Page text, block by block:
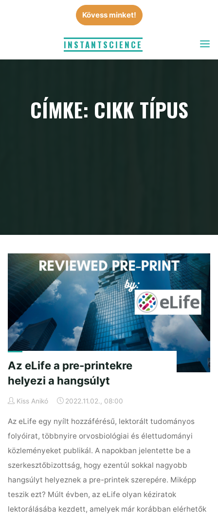
INSTANTSCIENCE
Kövess minket!
CÍMKE: CIKK TÍPUS
Az eLife a pre-printekre
helyezi a hangsúlyt
Kiss Anikó 2022.11.02., 08:00
Az eLife egy nyílt hozzáférésű, lektorált tudományos
folyóirat, többnyire orvosbiológiai és élettudományi
közleményeket publikál. A napokban jelentette be a
szerkesztőbizottság, hogy ezentúl sokkal nagyobb
hangsúlyt helyeznek a pre-printek szerepére. Miképp
teszik ezt? Múlt évben, az eLife olyan kéziratok
lektorálásába kezdett, amelyek már korábban elérhetők